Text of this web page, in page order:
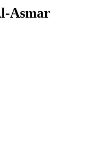
Asmar